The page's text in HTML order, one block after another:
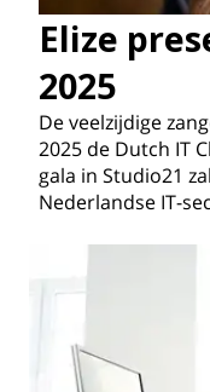
Elize
2025
De veelzijdige
2025 de Dutch IT
gala in Studio21
Nederlandse IT-